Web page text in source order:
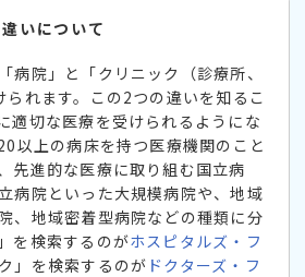
いについて
病院」と「クリニック（診療所、
れます。この2つの違いを知るこ
適切な医療を受けられるようにな
以上の病床を持つ医療機関のこと
先進的な医療に取り組む国立病
病院といった大規模病院や、地域
、地域密着型病院などの種類に分
を検索するのがホスピタルズ・フ
」を検索するのが ドクターズ・フ